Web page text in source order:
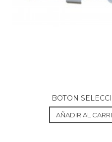
BOTON
AÑADIR AL